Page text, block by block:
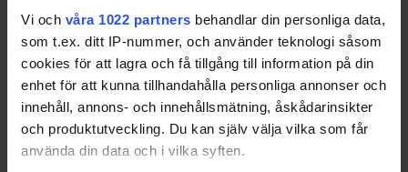
Vi och våra 1022 partners behandlar din personliga data,
som t.ex. ditt IP-nummer, och använder teknologi såsom
cookies för att lagra och få tillgång till information på din
enhet för att kunna tillhandahålla personliga annonser och
innehåll, annons- och innehållsmätning, åskådarinsikter
och produktutveckling. Du kan själv välja vilka som får
använda din data och i vilka syften.